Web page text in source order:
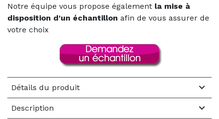
Notre équipe vous propose également la mise à
disposition d'un échantillon afin de vous assurer de
votre choix
Détails du produit 
Description 